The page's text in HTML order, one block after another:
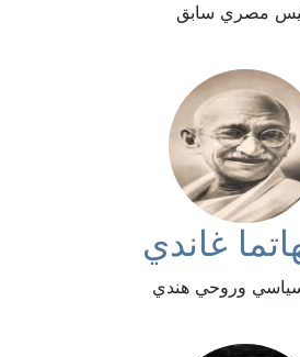
مصري سابق
غاندي
سياسي وروحي هندي